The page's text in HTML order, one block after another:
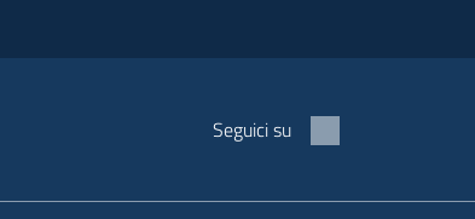
Seguici su